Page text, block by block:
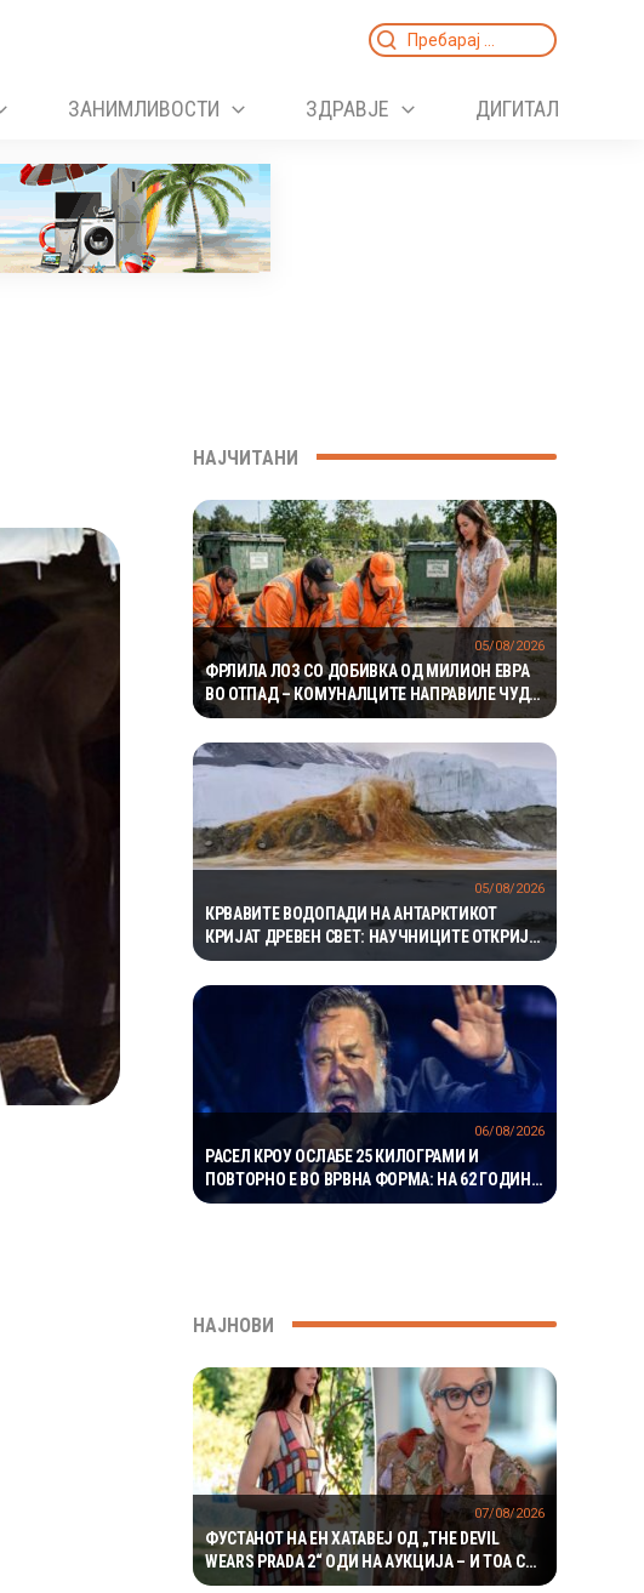
Search
ЗАНИМЛИВОСТИ ЗДРАВЈЕ ДИГИТАЛ
НАЈЧИТАНИ
ФРЛИЛА ЛОЗ СО ДОБИВКА ОД МИЛИОН ЕВРА
ВО ОТПАД – КОМУНАЛЦИТЕ НАПРАВИЛЕ ЧУДО
ЗА ДА ГО ПРОНАЈДАТ
05/08/2026
КРВАВИТЕ ВОДОПАДИ НА АНТАРКТИКОТ
КРИЈАТ ДРЕВЕН СВЕТ: НАУЧНИЦИТЕ ОТКРИЈА
ЕКОСИСТЕМ ИЗОЛИРАН ПОВЕЌЕ ОД 1,5
МИЛИОНИ ГОДИНИ
05/08/2026
РАСЕЛ КРОУ ОСЛАБЕ 25 КИЛОГРАМИ И
ПОВТОРНО Е ВО ВРВНА ФОРМА: НА 62 ГОДИНИ
ГО ВООДУШЕВИ ИЗГЛЕДОТ
06/08/2026
НАЈНОВИ
ФУСТАНОТ НА ЕН ХАТАВЕЈ ОД „THE DEVIL
WEARS PRADA 2“ ОДИ НА АУКЦИЈА – И ТОА СО
ДАМКИТЕ ОД СНИМАЊЕТО
07/08/2026